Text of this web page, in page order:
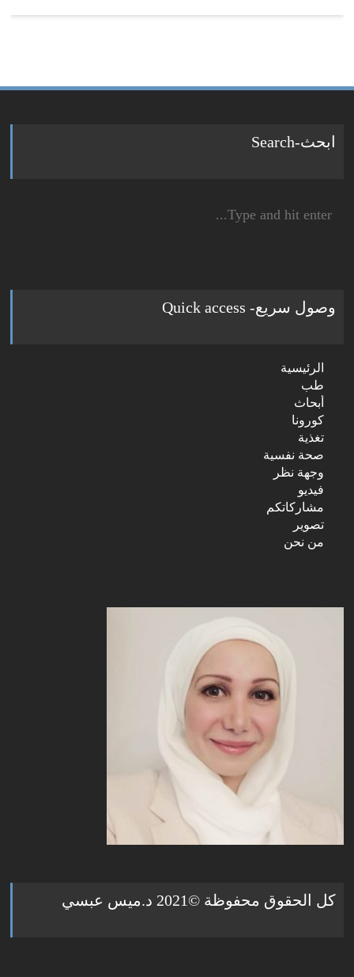
ابحث-Search
for:
وصول سريع- Quick access
الرئيسية
طب
أبحاث
كورونا
تغذية
صحة نفسية
وجهة نظر
فيديو
مشاركاتكم
تصوير
من نحن
كل الحقوق محفوظة ©2021 د.ميس عبسي